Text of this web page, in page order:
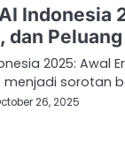
Indonesia
dan
2025: Awal
menjadi sorotan
26, 2025